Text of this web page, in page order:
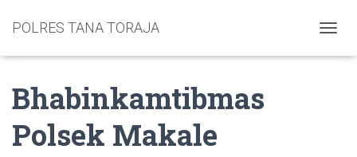
POLRES TANA TORAJA
Bhabinkamtibmas
Polsek Makale